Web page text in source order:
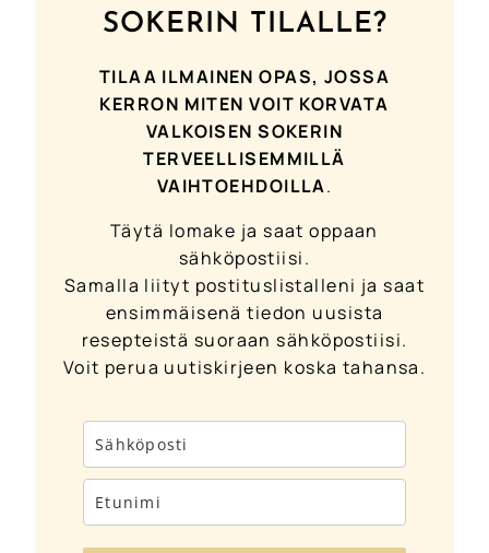
SOKERIN TILALLE?
TILAA ILMAINEN OPAS, JOSSA
KERRON MITEN VOIT KORVATA
VALKOISEN SOKERIN
TERVEELLISEMMILLÄ
VAIHTOEHDOILLA.
Täytä lomake ja saat oppaan
sähköpostiisi.
Samalla liityt postituslistalleni ja saat
ensimmäisenä tiedon uusista
resepteistä suoraan sähköpostiisi.
Voit perua uutiskirjeen koska tahansa.